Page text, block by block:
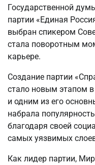
Государственной
партии «Единая
выбран спикером
стала поворотным
карьере.
Создание партии
стало новым этапом
и одним из его
набрала
благодаря своей
самых уязвимых
Как лидер партии,